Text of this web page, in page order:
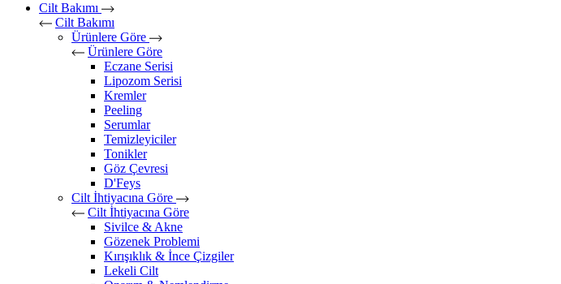
Cilt Bakımı
Cilt Bakımı
Ürünlere Göre
Ürünlere Göre
Eczane Serisi
Lipozom Serisi
Kremler
Peeling
Serumlar
Temizleyiciler
Tonikler
Göz Çevresi
D'Feys
Cilt İhtiyacına Göre
Cilt İhtiyacına Göre
Sivilce & Akne
Gözenek Problemi
Kırışıklık & İnce Çizgiler
Lekeli Cilt